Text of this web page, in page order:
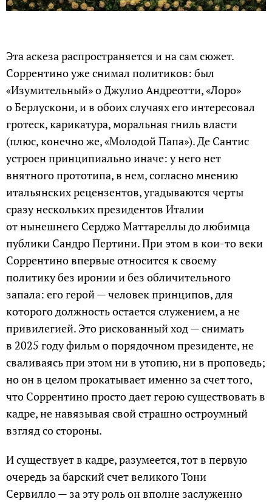
Эта аскеза распространяется и на сам сюжет.
Соррентино уже снимал политиков: был
«Изумительный» о Джулио Андреотти, «Лоро»
о Берлускони, и в обоих случаях его интересовал
гротеск, карикатура, моральная гниль власти
(плюс, конечно же, «Молодой Папа»). Де Сантис
устроен принципиально иначе: у него нет
внятного прототипа, в нем, согласно мнению
итальянских рецензентов, угадываются черты
сразу нескольких президентов Италии
от нынешнего Серджо Маттареллы до любимца
публики Сандро Пертини. При этом в кои-то веки
Соррентино впервые относится к своему
политику без иронии и без обличительного
запала: его герой — человек принципов, для
которого должность остается служением, а не
привилегией. Это рискованный ход — снимать
в 2025 году фильм о порядочном президенте, не
сваливаясь при этом ни в утопию, ни в проповедь;
но он в целом прокатывает именно за счет того,
что Соррентино просто дает герою существовать в
кадре, не навязывая свой страшно остроумный
взгляд со стороны.
И существует в кадре, разумеется, тот в первую
очередь за барский счет великого Тони
Сервилло — за эту роль он вполне заслуженно